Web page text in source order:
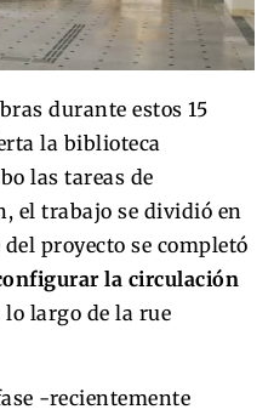
durante estos 15
la biblioteca
las tareas de
el trabajo se dividió en
proyecto se completó
la circulación
lo largo de la rue
-recientemente